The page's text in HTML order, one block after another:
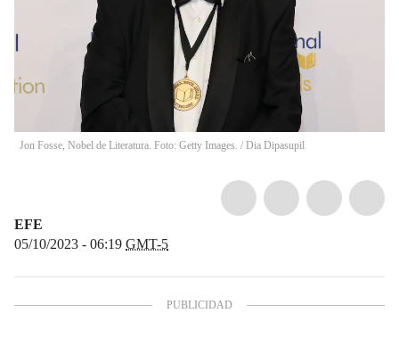
Jon Fosse, Nobel de Literatura. Foto: Getty Images. / Dia Dipasupil
EFE
05/10/2023 - 06:19 GMT-5